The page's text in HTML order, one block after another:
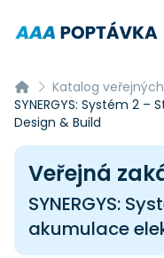
Katalog
SYNERGYS: Systém 2
Design & Build
Veřejná
SYNERGYS:
akumulace